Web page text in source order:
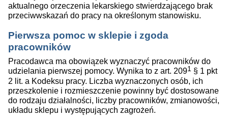
aktualnego orzeczenia lekarskiego stwierdzającego brak
przeciwwskazań do pracy na określonym stanowisku.
Pierwsza pomoc w sklepie i zgoda
pracowników
Pracodawca ma obowiązek wyznaczyć pracowników do
udzielania pierwszej pomocy. Wynika to z art. 2091 § 1 pkt
2 lit. a Kodeksu pracy. Liczba wyznaczonych osób, ich
przeszkolenie i rozmieszczenie powinny być dostosowane
do rodzaju działalności, liczby pracowników, zmianowości,
układu sklepu i występujących zagrożeń.